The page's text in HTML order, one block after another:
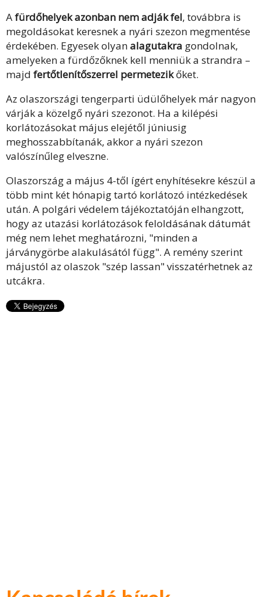
Afürdőhelyek azonban nem adják fel, továbbra is
megoldásokat keresnek a nyári szezon megmentése
érdekében. Egyesek olyanalagutakra gondolnak,
amelyeken a fürdőzőknek kell menniük a strandra –
majd fertőtlenítőszerrel permetezikőket.
Az olaszországi tengerparti üdülőhelyek már nagyon
várják a közelgő nyári szezonot. Ha a kilépési
korlátozásokat május elejétől júniusig
meghosszabbítanák, akkor a nyári szezon
valószínűleg elveszne.
Olaszország a május 4-től ígért enyhítésekre készül a
több mint két hónapig tartó korlátozó intézkedések
után. A polgári védelem tájékoztatóján elhangzott,
hogy az utazási korlátozások feloldásának dátumát
még nem lehet meghatározni, "minden a
járványgörbe alakulásától függ". A remény szerint
májustól az olaszok "szép lassan" visszatérhetnek az
utcákra.